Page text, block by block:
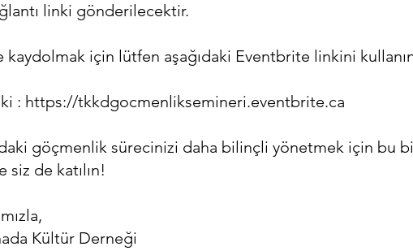
linki gönderilecektir.
kaydolmak için lütfen aşağıdaki Eventbrite linkini
: https://tkkdgocmenliksemineri.eventbrite.ca
göçmenlik sürecinizi daha bilinçli yönetmek için bu
siz de katılın!
Kültür Derneği